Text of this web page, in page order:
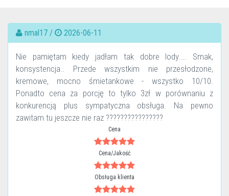
nmal17 / 2026-06-11
Nie pamiętam kiedy jadłam tak dobre lody.... Smak,
konsystencja.. Przede wszystkim nie przesłodzone,
kremowe, mocno śmietankowe - wszystko 10/10.
Ponadto cena za porcję to tylko 3zł w porównaniu z
konkurencją plus sympatyczna obsługa. Na pewno
zawitam tu jeszcze nie raz ????????????????
Cena
Cena/Jakość
Obsługa klienta